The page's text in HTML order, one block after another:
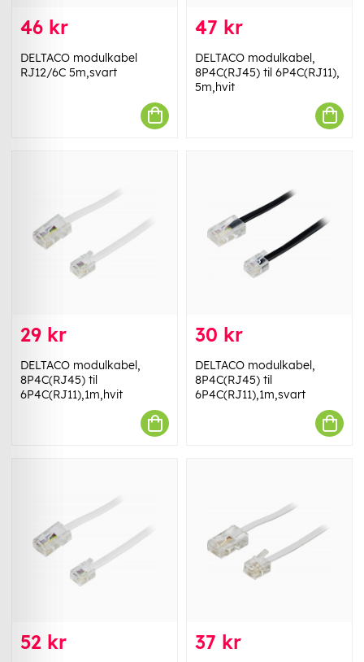
46 kr
DELTACO modulkabel
RJ12/6C 5m,svart
47 kr
DELTACO modulkabel,
8P4C(RJ45) til 6P4C(RJ11),
5m,hvit
29 kr
DELTACO modulkabel,
8P4C(RJ45) til
6P4C(RJ11),1m,hvit
30 kr
DELTACO modulkabel,
8P4C(RJ45) til
6P4C(RJ11),1m,svart
52 kr 37 kr